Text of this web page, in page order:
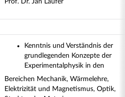
Prof. Dr. Jan Laufer
Kenntnis und Verständnis der
grundlegenden Konzepte der
Experimentalphysik in den
Bereichen Mechanik, Wärmelehre,
Elektrizität und Magnetismus, Optik,